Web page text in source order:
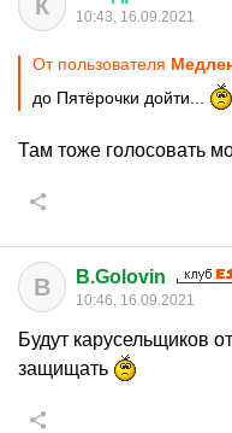
К 10:43, 16.09.2021
От пользователя
до Пятёрочки дойти...
Там тоже голосовать
B B.Golovin
10:46, 16.09.2021
Будут карусельщиков
защищать